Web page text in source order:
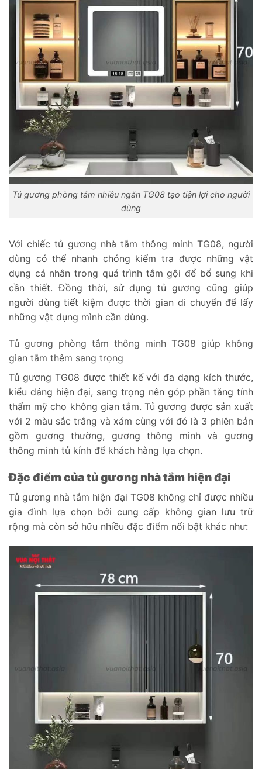
Tủ gương phòng tắm nhiều ngăn TG08 tạo tiện lợi cho người
dùng
Với chiếc tủ gương nhà tắm thông minh TG08, người
dùng có thể nhanh chóng kiểm tra được những vật
dụng cá nhân trong quá trình tắm gội để bổ sung khi
cần thiết. Đồng thời, sử dụng tủ gương cũng giúp
người dùng tiết kiệm được thời gian di chuyển để lấy
những vật dụng mình cần dùng.
Tủ gương phòng tắm thông minh TG08 giúp không
gian tắm thêm sang trọng
Tủ gương TG08 được thiết kế với đa dạng kích thước,
kiểu dáng hiện đại, sang trọng nên góp phần tăng tính
thẩm mỹ cho không gian tắm. Tủ gương được sản xuất
với 2 màu sắc trắng và xám cùng với đó là 3 phiên bản
gồm gương thường, gương thông minh và gương
thông minh tủ kính để khách hàng lựa chọn.
Đặc điểm của tủ gương nhà tắm hiện đại
Tủ gương nhà tắm hiện đại TG08 không chỉ được nhiều
gia đình lựa chọn bởi cung cấp không gian lưu trữ
rộng mà còn sở hữu nhiều đặc điểm nổi bật khác như: